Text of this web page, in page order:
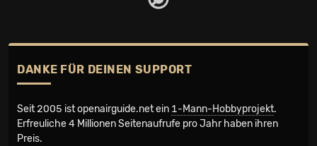
DANKE FÜR DEINEN SUPPORT
Seit 2005 ist openairguide.net ein 1-Mann-Hobbyprojekt.
Erfreuliche 4 Millionen Seiten­aufrufe pro Jahr haben ihren
Preis.